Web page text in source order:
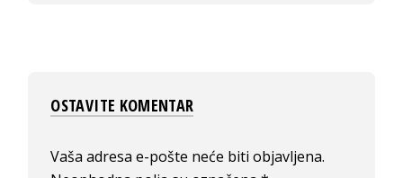
OSTAVITE KOMENTAR
Vaša adresa e-pošte neće biti objavljena.